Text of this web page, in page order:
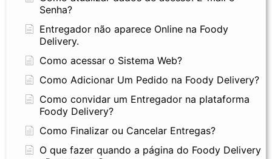
Senha?
Entregador não aparece Online na Foody
Delivery.
Como acessar o Sistema Web?
Como Adicionar Um Pedido na Foody Delivery?
Como convidar um Entregador na plataforma
Foody Delivery?
Como Finalizar ou Cancelar Entregas?
O que fazer quando a página do Foody Delivery